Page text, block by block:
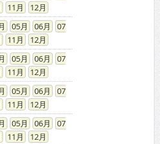
11
12
05 06
07
11
12
05 06
07
11
12
05 06
07
11
12
05 06
07
11
12